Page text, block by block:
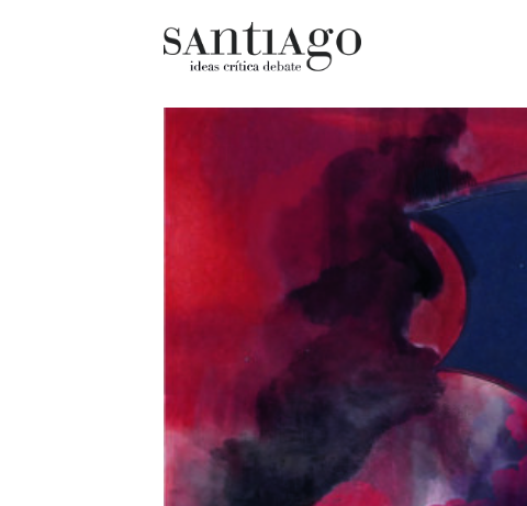
Arquetipos de situación
Artes visuales
Cine y televisión
Ciudad
Cómics
Críticas
Cultura
chilena
Documentos
Fragmentos
Gran
Historia
Historia
Lagunas
Libros